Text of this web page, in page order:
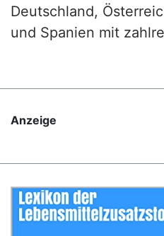
Deutschland,
und Spanien mit
Anzeige